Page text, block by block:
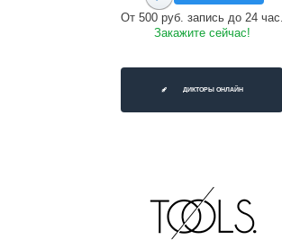
От 500 руб. запись до 24 час.
Закажите сейчас!
ДИКТОРЫ ОНЛАЙН